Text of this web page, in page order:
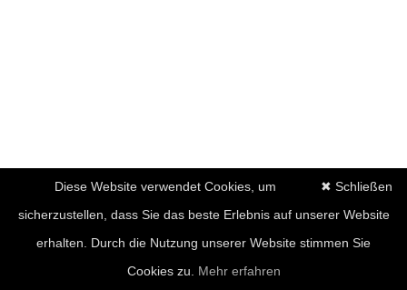
✖ Schließen
Diese Website verwendet Cookies, um
sicherzustellen, dass Sie das beste Erlebnis auf unserer Website
erhalten. Durch die Nutzung unserer Website stimmen Sie
Cookies zu. Mehr erfahren